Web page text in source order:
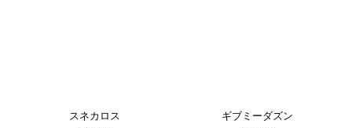
スネカロス
ギブミーダズン